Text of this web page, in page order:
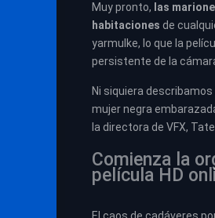
Muy pronto, las
habitaciones de
yarmulke, lo que la
persistente de la
Ni siquiera
mujer negra
la directora de VFX,
Comienza la
película HD